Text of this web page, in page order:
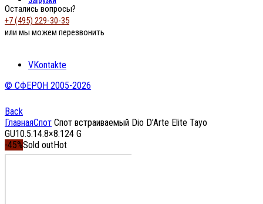
Остались вопросы?
+7 (495) 229-30-35
или мы можем перезвонить
VKontakte
© СФЕРОН 2005-2026
Back
ГлавнаяСпот Спот встраиваемый Dio D’Arte Elite Tayo
GU10.5.14.8×8.124 G
-45%Sold outHot